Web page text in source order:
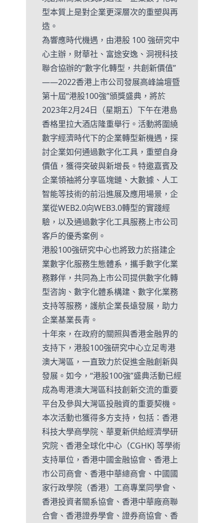
型本質上是對企業更深層次的重塑與再
造。
為響應時代機遇，由港股 100 強研究中
心主辦，財華社、富途安逸、洞視科技
聯合協辦的“數字化轉型，共創新價值”
——2022香港上市公司發展高峰論壇暨
第十屆“港股100強”頒獎盛典，將於
2023年2月24日（星期五）下午在港島
香格里拉大酒店隆重舉行。活動將圍繞
數字經濟時代下的企業轉型新機遇，探
討企業如何通過數字化工具，重塑自身
價值，獲得突破與新增長。特邀嘉賓及
企業領袖將分享區塊鏈、大數據、人工
智能等技術的前沿進展及應用場景，企
業從WEB2.0向WEB3.0轉型的實踐經
驗，以及通過數字化工具服務上市公司
客戶的優秀案例。
港股100強研究中心也將致力於搭建企
業數字化服務生態體系，攜手數字化業
務夥伴，共同為上市公司提供數字化轉
型咨詢、數字化體系構建、數字化業務
支持等服務，護航企業長遠發展，助力
企業基業長青。
十年來，在政府的關照與香港金融界的
支持下，港股100強研究中心立足粵港
澳大灣區，一直致力於促進金融創新與
發展。如今，“港股100強”盛典活動已經
成為粵港澳大灣區科技創新交流的重要
平台及參與大灣區投融資的重要契機。
本次活動也獲得多方支持，包括：香港
科技大學商學院、華夏新供給經濟學研
究院、香港全球化中心（CGHK) 等學術
支持單位，香港中國金融協會、香港上
市公司商會、香港中華總商會、中國國
家行政學院（香港）工商專業同學會、
香港投資者關系協會、香港中華廠商聯
合會、香港證券學會、證券商協會、香